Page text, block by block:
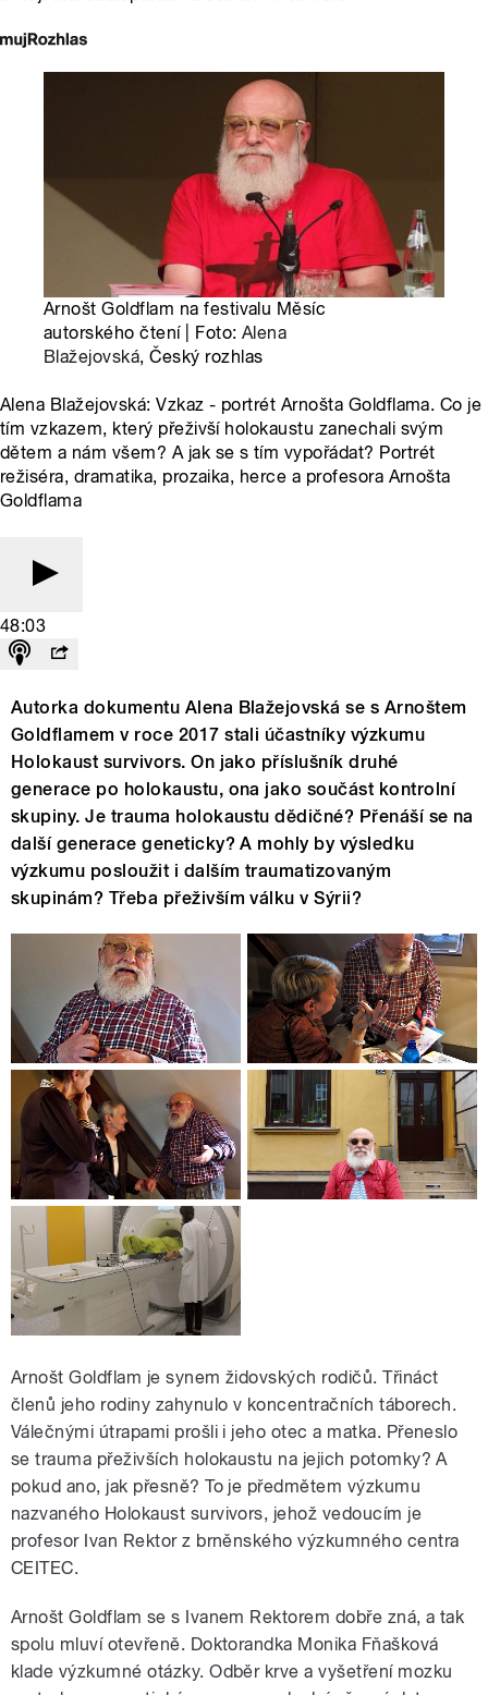
Arnošt Goldflam na festivalu Měsíc
autorského čtení | Foto: Alena
Blažejovská, Český rozhlas
Alena Blažejovská: Vzkaz - portrét Arnošta Goldflama. Co je
tím vzkazem, který přeživší holokaustu zanechali svým
dětem a nám všem? A jak se s tím vypořádat? Portrét
režiséra, dramatika, prozaika, herce a profesora Arnošta
Goldflama
48:03
Autorka dokumentu Alena Blažejovská se s Arnoštem
Goldflamem v roce 2017 stali účastníky výzkumu
Holokaust survivors. On jako příslušník druhé
generace po holokaustu, ona jako součást kontrolní
skupiny. Je trauma holokaustu dědičné? Přenáší se na
další generace geneticky? A mohly by výsledku
výzkumu posloužit i dalším traumatizovaným
skupinám? Třeba přeživším válku v Sýrii?
Arnošt Goldflam je synem židovských rodičů. Třináct
členů jeho rodiny zahynulo v koncentračních táborech.
Válečnými útrapami prošli i jeho otec a matka. Přeneslo
se trauma přeživších holokaustu na jejich potomky? A
pokud ano, jak přesně? To je předmětem výzkumu
nazvaného Holokaust survivors, jehož vedoucím je
profesor Ivan Rektor z brněnského výzkumného centra
CEITEC.
Arnošt Goldflam se s Ivanem Rektorem dobře zná, a tak
spolu mluví otevřeně. Doktorandka Monika Fňašková
klade výzkumné otázky. Odběr krve a vyšetření mozku